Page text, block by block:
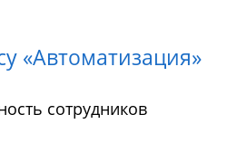
«Автоматизация»
сотрудников